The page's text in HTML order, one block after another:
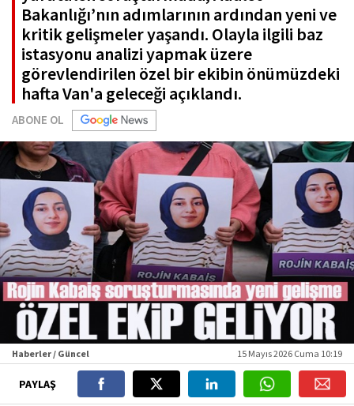
Bakanlığı’nın adımlarının ardından yeni ve
kritik gelişmeler yaşandı. Olayla ilgili baz
istasyonu analizi yapmak üzere
görevlendirilen özel bir ekibin önümüzdeki
hafta Van'a geleceği açıklandı.
ABONE OL
Haberler / Güncel 15 Mayıs 2026 Cuma 10:19
PAYLAŞ